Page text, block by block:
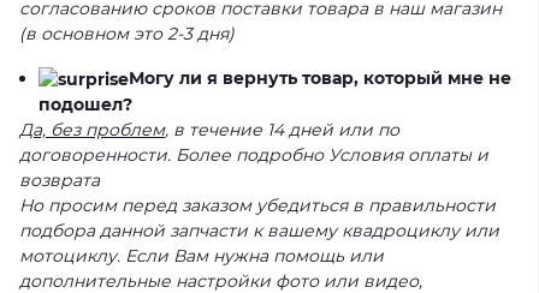
согласованию сроков поставки товара в наш магазин
(в основном это 2-3 дня)
Могу ли я вернуть товар, который мне не
подошел?
Да, без проблем, в течение 14 дней или по
договоренности. Более подробно Условия оплаты и
возврата
Но просим перед заказом убедиться в правильности
подбора данной запчасти к вашему квадроциклу или
мотоциклу. Если Вам нужна помощь или
дополнительные настройки фото или видео,